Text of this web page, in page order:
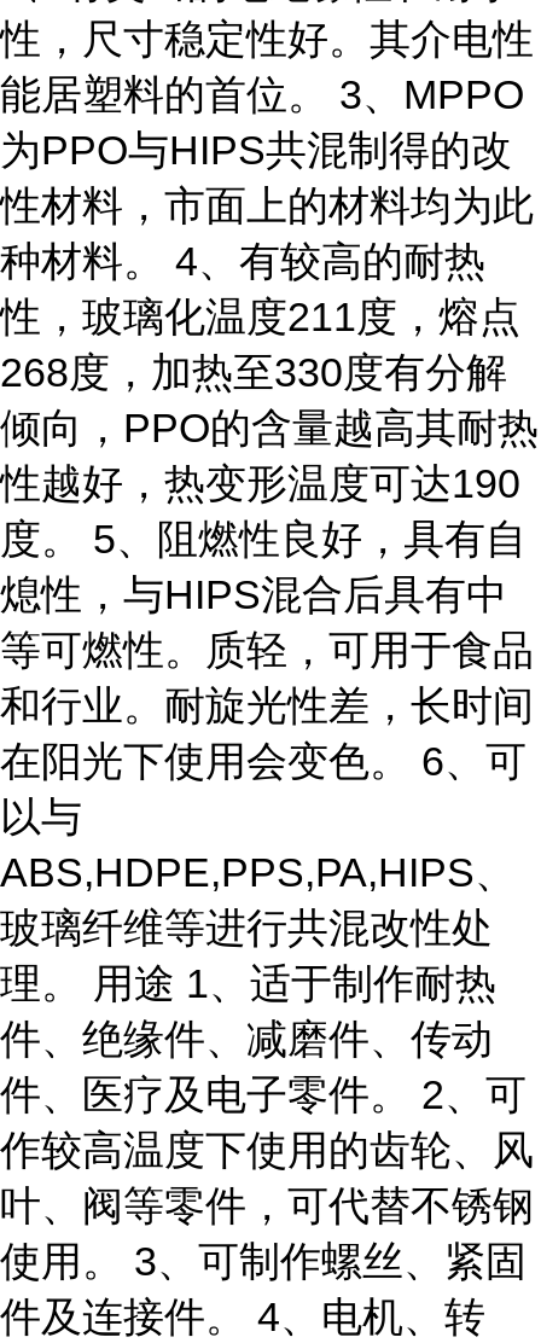
性，尺寸稳定性好。其介电性
能居塑料的首位。 3、MPPO
为PPO与HIPS共混制得的改
性材料，市面上的材料均为此
种材料。 4、有较高的耐热
性，玻璃化温度211度，熔点
268度，加热至330度有分解
倾向，PPO的含量越高其耐热
性越好，热变形温度可达190
度。 5、阻燃性良好，具有自
熄性，与HIPS混合后具有中
等可燃性。质轻，可用于食品
和行业。耐旋光性差，长时间
在阳光下使用会变色。 6、可
以与
ABS,HDPE,PPS,PA,HIPS、
玻璃纤维等进行共混改性处
理。 用途 1、适于制作耐热
件、绝缘件、减磨件、传动
件、医疗及电子零件。 2、可
作较高温度下使用的齿轮、风
叶、阀等零件，可代替不锈钢
使用。 3、可制作螺丝、紧固
件及连接件。 4、电机、转